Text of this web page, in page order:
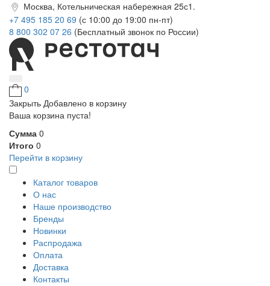
Москва, Котельническая набережная 25с1.
+7 495 185 20 69 (с 10:00 до 19:00 пн-пт)
8 800 302 07 26 (Бесплатный звонок по России)
0
Закрыть Добавлено в корзину
Ваша корзина пуста!
Сумма 0
Итого 0
Перейти в корзину
Каталог товаров
О нас
Наше производство
Бренды
Новинки
Распродажа
Оплата
Доставка
Контакты